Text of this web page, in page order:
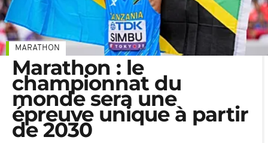
MARATHON
Marathon : le
championnat du
monde sera une
épreuve unique à partir
de 2030